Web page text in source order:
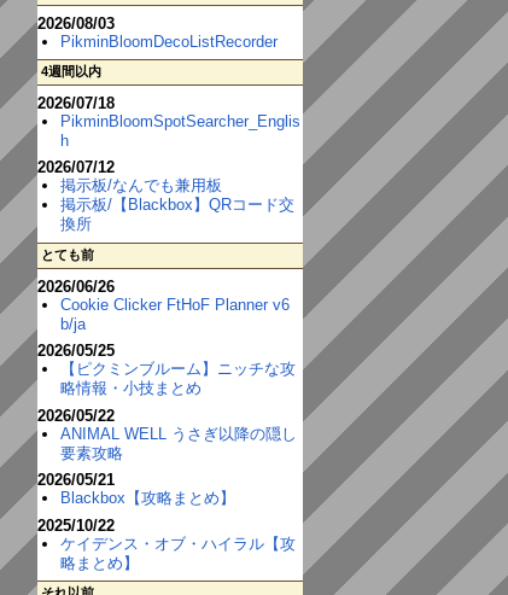
2026/08/03
PikminBloomDecoListRecorder
4週間以内
2026/07/18
PikminBloomSpotSearcher_Englis
h
2026/07/12
掲示板/なんでも兼用板
掲示板/【Blackbox】QRコード交
換所
とても前
2026/06/26
Cookie Clicker FtHoF Planner v6
b/ja
2026/05/25
【ピクミンブルーム】ニッチな攻
略情報・小技まとめ
2026/05/22
ANIMAL WELL うさぎ以降の隠し
要素攻略
2026/05/21
Blackbox【攻略まとめ】
2025/10/22
ケイデンス・オブ・ハイラル【攻
略まとめ】